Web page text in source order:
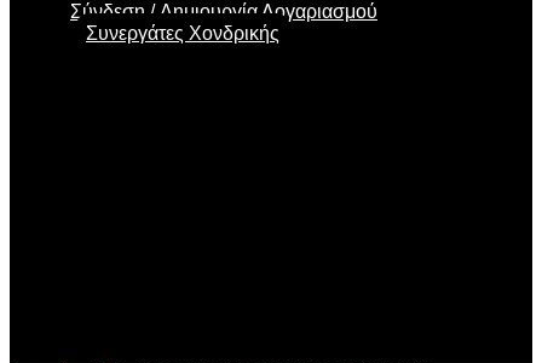
Σύνδεση
Δημιουργία Λογαριασμού
Συνεργάτες Χονδρικής